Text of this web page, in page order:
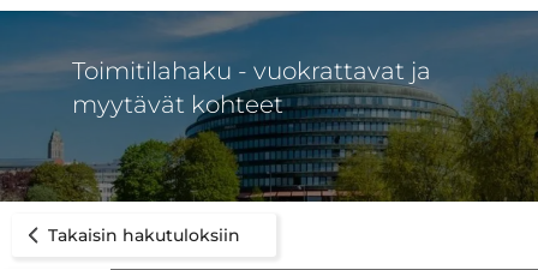
Toimitilahaku - vuokrattavat ja
myytävät kohteet
Takaisin hakutuloksiin